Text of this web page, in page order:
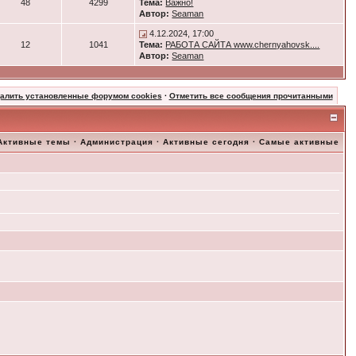
48 4299 Тема: Важно!
Автор: Seaman
12 1041
4.12.2024, 17:00
Тема: РАБОТА САЙТА www.chernyahovsk....
Автор: Seaman
установленные форумом cookies · Отметить все сообщения прочитанными
темы ·Администрация ·Активные сегодня ·Самые активные